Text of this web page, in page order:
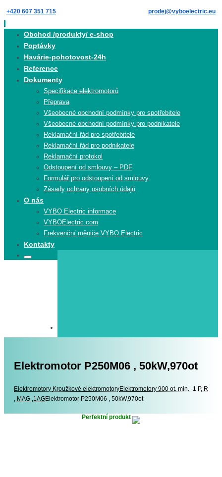
Skip
to
content
+420 607 351 715 prodej@vyboelectric.eu
Obchod /produkty/ e-shop
Poptávky
Havárie-pohotovost-24h
Reference
Dokumenty
Specifikace elektromotorů
Přeprava
Všeobecné obchodní podmínky pro spotřebitele
Všeobecné obchodní podmínky pro podnikatele
Reklamační řád pro spotřebitele
Reklamační řád pro podnikatele
Reklamační protokol
Odstoupení od smlouvy – PDF
Formulář pro odstoupení od smlouvy
Zásady ochrany osobních údajů
O nás
VYBO Electric informace
VYBOElectric.com
Frekvenční měniče VYBO Electric
Kontakty
Search
Search
Elektromotor P250M06 , 50kW,970ot
Elektromotory Elektromotory
Kroužkové elektromotoryElektromotory 900 ot. min. -1 P, R
, MAG ,1AGElektromotor P250M06 , 50kW,970ot
Perfektní produkt